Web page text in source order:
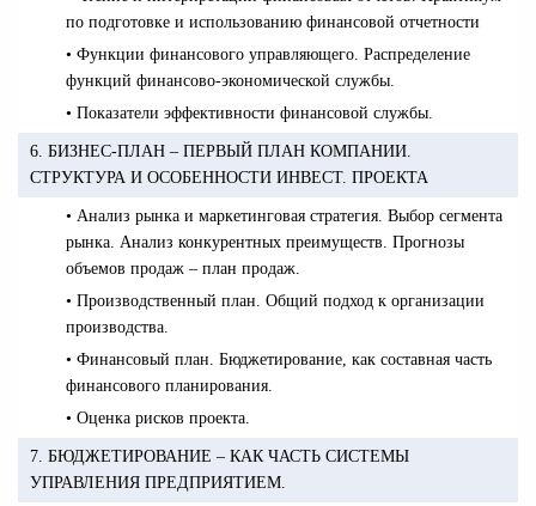
по подготовке и использованию финансовой отчетности
• Функции финансового управляющего. Распределение
функций финансово-экономической службы.
• Показатели эффективности финансовой службы.
6. БИЗНЕС-ПЛАН – ПЕРВЫЙ ПЛАН КОМПАНИИ.
СТРУКТУРА И ОСОБЕННОСТИ ИНВЕСТ. ПРОЕКТА
• Анализ рынка и маркетинговая стратегия. Выбор сегмента
рынка. Анализ конкурентных преимуществ. Прогнозы
объемов продаж – план продаж.
• Производственный план. Общий подход к организации
производства.
• Финансовый план. Бюджетирование, как составная часть
финансового планирования.
• Оценка рисков проекта.
7. БЮДЖЕТИРОВАНИЕ – КАК ЧАСТЬ СИСТЕМЫ
УПРАВЛЕНИЯ ПРЕДПРИЯТИЕМ.